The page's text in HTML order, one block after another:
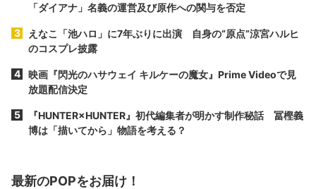
「ダイアナ」名義の運営及び原作への関与を否定
えなこ「池ハロ」に7年ぶりに出演 自身の“原点”涼宮ハルヒ
のコスプレ披露
映画『閃光のハサウェイ キルケーの魔女』Prime Videoで見
放題配信決定
『HUNTER×HUNTER』初代編集者が明かす制作秘話 冨樫義
博は「描いてから」物語を考える？
最新のPOPをお届け！